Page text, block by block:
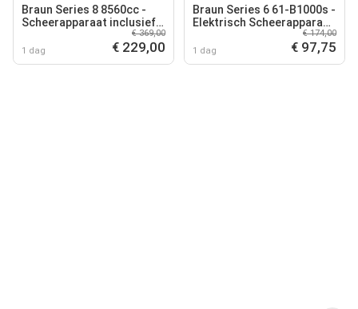
Braun Series 8 8560cc -
Scheerapparaat inclusief
1 dag
€ 369,00
€ 229,00
Braun Series 6 61-B1000s -
Elektrisch Scheerapparaat
1 dag
€ 174,00
€ 97,75